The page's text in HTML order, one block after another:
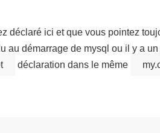
déclaré ici et que vous pointez
au démarrage de mysql ou il y a
déclaration dans le même